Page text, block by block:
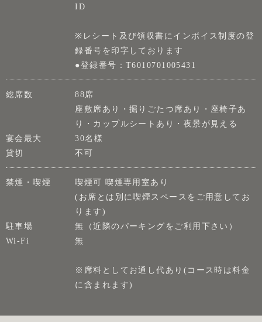
ID
※レシート及び領収書にインボイス制度の登
録番号を印字しております
●登録番号：T6010701005431
総席数
88席
座敷席あり・掘りごたつ席あり・座椅子あ
り・カップルシートあり・夜景が見える
宴会最大
30名様
貸切
不可
禁煙・喫煙
喫煙可 喫煙専用室あり
(お席とは別に喫煙スペースをご用意してお
ります)
駐車場
無（近隣のパーキングをご利用下さい）
Wi-Fi
無
※席料としてお通し代あり(コース時は料金
に含まれます)